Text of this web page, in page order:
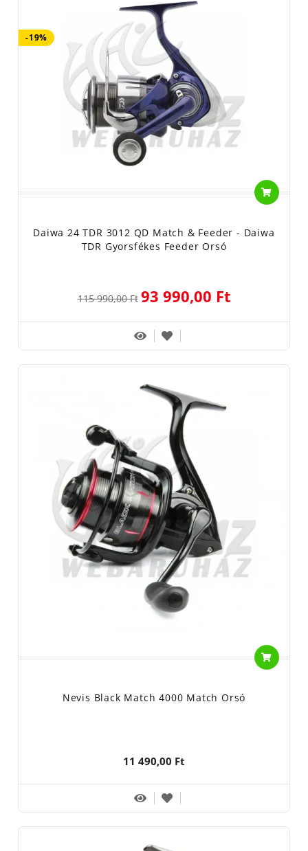
-19%
Daiwa 24 TDR 3012 QD Match & Feeder - Daiwa
TDR Gyorsfékes Feeder Orsó
115 990,00 Ft 93 990,00 Ft
Nevis Black Match 4000 Match Orsó
11 490,00 Ft